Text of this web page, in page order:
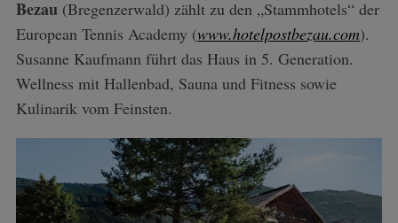
Bezau(Bregenzerwald) zählt zu den „Stammhotels“ der
European Tennis Academy (www.hotelpostbezau.com).
Susanne Kaufmann führt das Haus in 5. Generation.
Wellness mit Hallenbad, Sauna und Fitness sowie
Kulinarik vom Feinsten.